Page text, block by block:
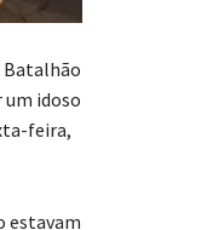
Batalhão
um idoso
feira,
estavam